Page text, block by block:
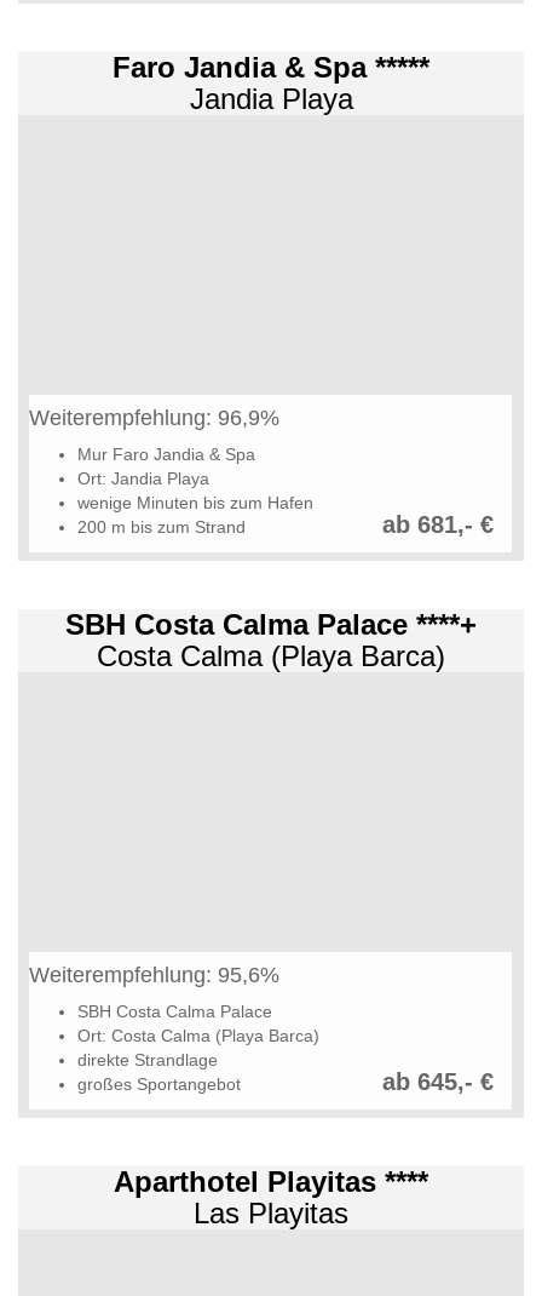
Faro Jandia & Spa *****
Jandia Playa
Weiterempfehlung: 96,9%
Mur Faro Jandia & Spa
Ort: Jandia Playa
wenige Minuten bis zum Hafen
200 m bis zum Strand
ab 681,- €
SBH Costa Calma Palace ****+
Costa Calma (Playa Barca)
Weiterempfehlung: 95,6%
SBH Costa Calma Palace
Ort: Costa Calma (Playa Barca)
direkte Strandlage
großes Sportangebot
ab 645,- €
Aparthotel Playitas ****
Las Playitas